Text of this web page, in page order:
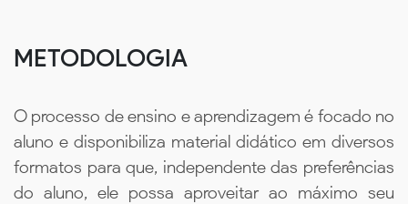
METODOLOGIA
O processo de ensino e aprendizagem é focado no
aluno e disponibiliza material didático em diversos
formatos para que, independente das preferências
do aluno, ele possa aproveitar ao máximo seu